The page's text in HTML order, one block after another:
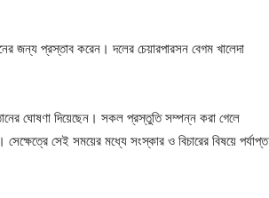
জন্য প্রস্তাব করেন। দলের চেয়ারপারসন বেগম খালেদা
ঘোষণা দিয়েছেন। সকল প্রস্তুতি সম্পন্ন করা গেলে
সেই সময়ের মধ্যে সংস্কার ও বিচারের বিষয়ে পর্যাপ্ত